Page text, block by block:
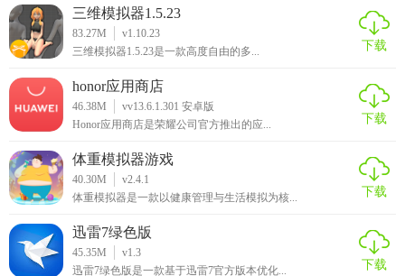
三维模拟器1.5.23
83.27M
v1.10.23
三维模拟器1.5.23是一款高度自由的多...
下载
honor应用商店
46.38M
vv13.6.1.301 安卓版
Honor应用商店是荣耀公司官方推出的应...
下载
体重模拟器游戏
40.30M
v2.4.1
体重模拟器是一款以健康管理与生活模拟为核...
下载
迅雷7绿色版
45.35M
v1.3
迅雷7绿色版是一款基于迅雷7官方版本优化...
下载